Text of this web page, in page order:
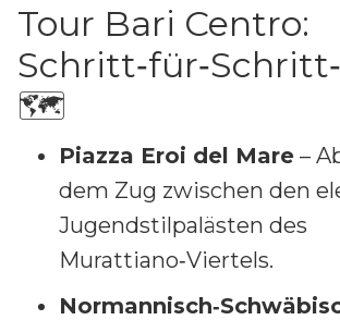
Tour Bari Centro:
🗺️
Piazza Eroi del Mare –
dem Zug zwischen den
Jugendstilpalästen des
Murattiano‑Viertels.